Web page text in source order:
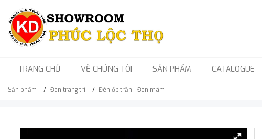
TRANG CHỦ VỀ CHÚNG TÔI SẢN PHẨM CATALOGUE
Sản phẩm Đèn trang trí Đèn ốp trần - Đèn mâm